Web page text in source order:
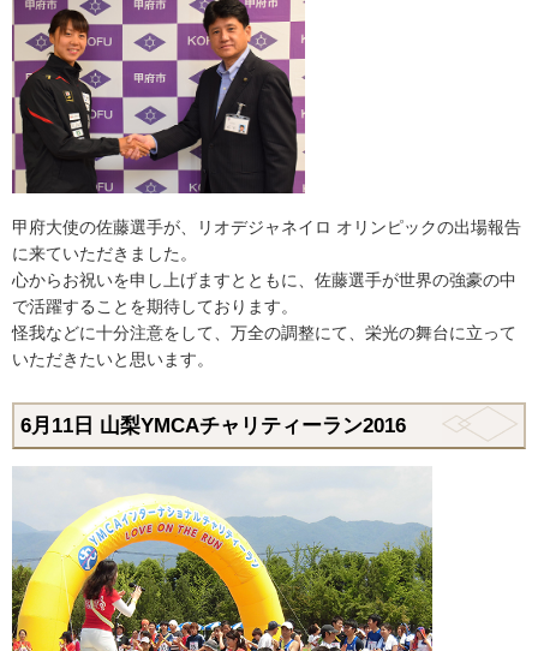
甲府大使の佐藤選手が、リオデジャネイロ オリンピックの出場報告
に来ていただきました。
心からお祝いを申し上げますとともに、佐藤選手が世界の強豪の中
で活躍することを期待しております。
怪我などに十分注意をして、万全の調整にて、栄光の舞台に立って
いただきたいと思います。
6月11日 山梨YMCAチャリティーラン2016